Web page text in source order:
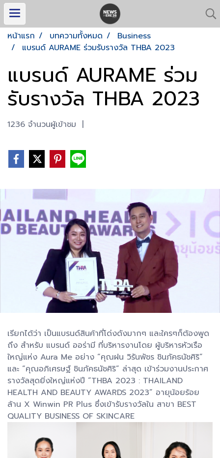
หน้าแรก บทความทั้งหมด
Business
แบรนด์ AURAME ร่วมรับรางวัล THBA 2023
แบรนด์ AURAME ร่วม
รับรางวัล THBA 2023
1236 จำนวนผู้เข้าชม |
เรียกได้ว่า เป็นแบรนด์สินค้าที่โด่งดังมากๆ และใครๆก็ต้องพูด
ถึง สำหรับ แบรนด์ ออร่ามี ที่บริหารงานโดย ผู้บริหารหัวเรือ
ใหญ่แห่ง Aura Me อย่าง “คุณฝน วิรันพัชร ชินภัคธนัชศิริ”
และ “คุณอภิเศรษฐ์ ชินภัคธนัชศิริ” ล่าสุด เข้าร่วมงานประกาศ
รางวัลสุดยิ่งใหญ่แห่งปี “THBA 2023 : THAILAND
HEALTH AND BEAUTY AWARDS 2023” อายุน้อยร้อย
ล้าน X Winwin PR Plus ซึ่งเข้ารับรางวัลใน สาขา BEST
QUALITY BUSINESS OF SKINCARE